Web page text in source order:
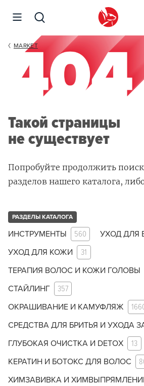
MARKET
Такой страницы
не существует
Попробуйте продолжить
разделов нашего каталога,
РАЗДЕЛЫ КАТАЛОГА
ИНСТРУМЕНТЫ 560 УХОД ДЛЯ
УХОД ДЛЯ КОЖИ 31
ТЕРАПИЯ ВОЛОС И КОЖИ ГОЛОВЫ
СТАЙЛИНГ 357
ОКРАШИВАНИЕ И КАМУФЛЯЖ
СРЕДСТВА ДЛЯ БРИТЬЯ И УХОДА
ГЛУБОКАЯ ОЧИСТКА И DETOX 13
КЕРАТИН И БОТОКС ДЛЯ ВОЛОС
ХИМЗАВИВКА И